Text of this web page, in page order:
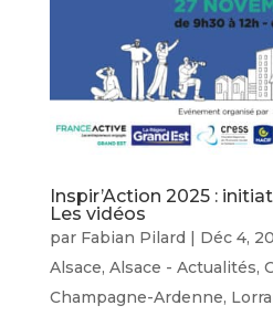
Inspir’Action 2025 :
Les vidéos
par Fabian Pilard Déc 4,
Alsace, Alsace - Actualités,
Champagne-Ardenne,